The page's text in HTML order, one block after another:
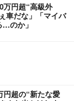
万円超“高級外
車だな」「マイバ
のか」
円超の“新たな愛